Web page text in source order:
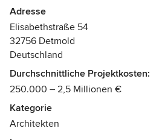
gestellten Aufgaben zielorientiert zu
daraus schlüssige Konzepte in
Architektursprache zu formulieren
Energieeffizienz und Nachhaltigkeit
Architekturform und der behutsame
erhaltenswerter Bausubstanz sind
Aspekte unserer Planung.
Adresse
Elisabethstraße 54
32756 Detmold
Deutschland
Durchschnittliche Projektkosten:
250.000 – 2,5 Millionen €
Kategorie
Architekten